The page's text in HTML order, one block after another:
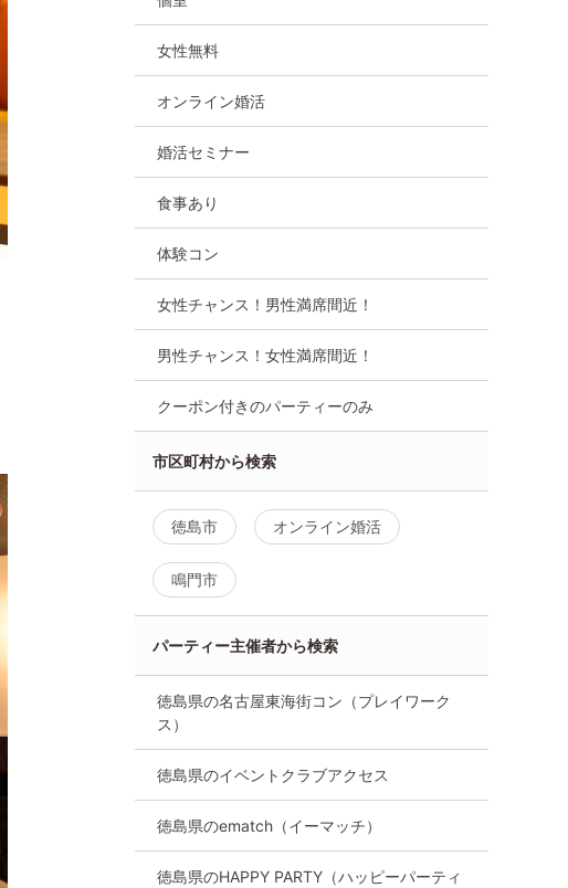
女性無料
オンライン婚活
婚活セミナー
食事あり
体験コン
女性チャンス！男性満席間近！
男性チャンス！女性満席間近！
クーポン付きのパーティーのみ
市区町村から検索
徳島市 オンライン婚活
鳴門市
パーティー主催者から検索
徳島県の名古屋東海街コン（プレイワーク
ス）
徳島県のイベントクラブアクセス
徳島県のematch（イーマッチ）
徳島県のHAPPY PARTY（ハッピーパーティ